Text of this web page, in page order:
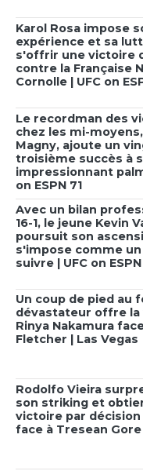
Karol Rosa impose
expérience et sa
s'offrir une victoire
contre la Française
Cornolle | UFC on
Le recordman des
chez les mi-
Magny, ajoute un
troisième succès à
impressionnant
on ESPN 71
Avec un bilan
16-1, le jeune Kevin
poursuit son
s'impose comme
suivre | UFC on ESPN
Un coup de pied au
dévastateur offre la
Rinya Nakamura
Fletcher | Las Vegas
Rodolfo Vieira
son striking et
victoire par
face à Tresean Gore